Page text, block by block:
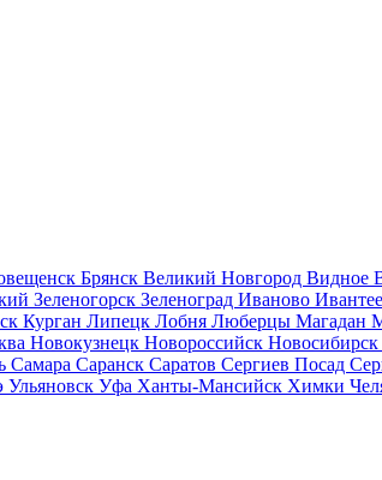
Брянск Великий Новгород Видное
Зеленогорск Зеленоград Иваново
Курган Липецк Лобня Люберцы Магадан
Новокузнецк Новороссийск Новосибирск
Самара Саранск Саратов Сергиев Посад
Ульяновск Уфа Ханты-Мансийск Химки